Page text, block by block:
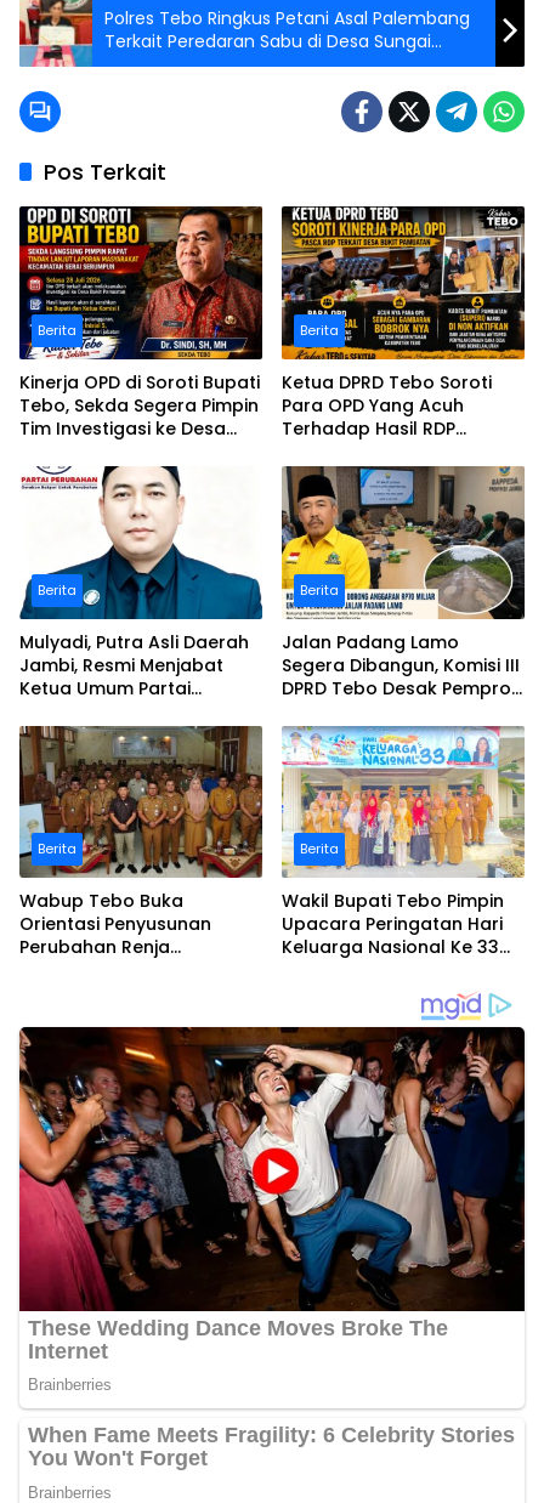
Polres Tebo Ringkus Petani Asal Palembang
Terkait Peredaran Sabu di Desa Sungai
Keruh
Pos Terkait
Berita
Kinerja OPD di Soroti Bupati
Tebo, Sekda Segera Pimpin
Tim Investigasi ke Desa
serumpun
Berita
Ketua DPRD Tebo Soroti
Para OPD Yang Acuh
Terhadap Hasil RDP
Pamuatan
Berita
Mulyadi, Putra Asli Daerah
Jambi, Resmi Menjabat
Ketua Umum Partai
Perwakilan ASEAN Partai
Perubahan di Malaysia
Berita
Jalan Padang Lamo
Segera Dibangun, Komisi III
DPRD Tebo Desak Pemprov
Anggaran Rp70 Miliar
Berita
Wabup Tebo Buka
Orientasi Penyusunan
Perubahan Renja
Berita
Wakil Bupati Tebo Pimpin
Upacara Peringatan Hari
Keluarga Nasional Ke 33